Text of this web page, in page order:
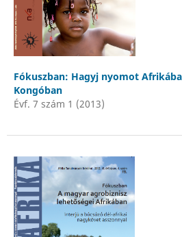
Fókuszban: Hagyj nyomot
Kongóban
Évf. 7 szám 1 (2013)